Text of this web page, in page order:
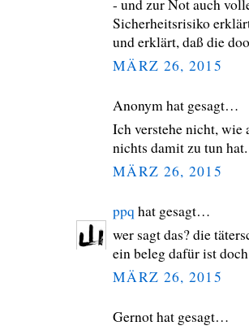
- und zur Not auch
Sicherheitsrisiko
und erklärt, daß die
MÄRZ 26, 2015
Anonym hat gesagt…
Ich verstehe nicht, wie
nichts damit zu tun hat.
MÄRZ 26, 2015
ppq hat gesagt…
wer sagt das? die
ein beleg dafür ist
MÄRZ 26, 2015
Gernot hat gesagt…